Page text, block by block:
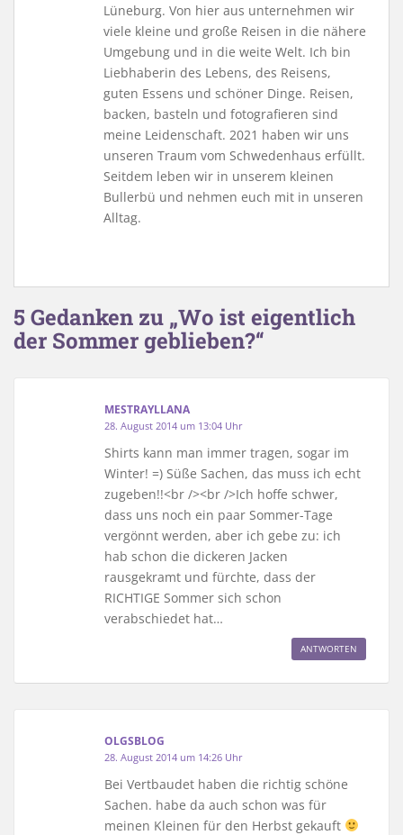
Lüneburg. Von hier aus unternehmen wir
viele kleine und große Reisen in die nähere
Umgebung und in die weite Welt. Ich bin
Liebhaberin des Lebens, des Reisens,
guten Essens und schöner Dinge. Reisen,
backen, basteln und fotografieren sind
meine Leidenschaft. 2021 haben wir uns
unseren Traum vom Schwedenhaus erfüllt.
Seitdem leben wir in unserem kleinen
Bullerbü und nehmen euch mit in unseren
Alltag.
5 Gedanken zu „Wo ist eigentlich
der Sommer geblieben?“
MESTRAYLLANA
28. August 2014 um 13:04 Uhr
Shirts kann man immer tragen, sogar im
Winter! =) Süße Sachen, das muss ich echt
zugeben!!<br /><br />Ich hoffe schwer,
dass uns noch ein paar Sommer-Tage
vergönnt werden, aber ich gebe zu: ich
hab schon die dickeren Jacken
rausgekramt und fürchte, dass der
RICHTIGE Sommer sich schon
verabschiedet hat…
ANTWORTEN
OLGSBLOG
28. August 2014 um 14:26 Uhr
Bei Vertbaudet haben die richtig schöne
Sachen. habe da auch schon was für
meinen Kleinen für den Herbst gekauft